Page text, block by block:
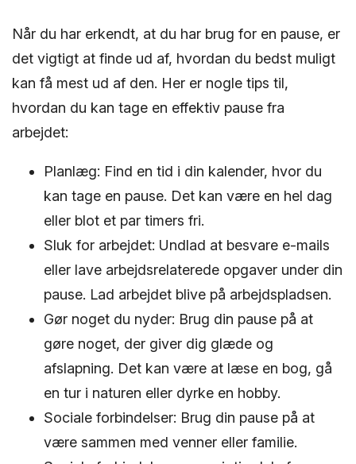
Når du har erkendt, at du har brug for en pause, er
det vigtigt at finde ud af, hvordan du bedst muligt
kan få mest ud af den. Her er nogle tips til,
hvordan du kan tage en effektiv pause fra
arbejdet:
Planlæg: Find en tid i din kalender, hvor du
kan tage en pause. Det kan være en hel dag
eller blot et par timers fri.
Sluk for arbejdet: Undlad at besvare e-mails
eller lave arbejdsrelaterede opgaver under din
pause. Lad arbejdet blive på arbejdspladsen.
Gør noget du nyder: Brug din pause på at
gøre noget, der giver dig glæde og
afslapning. Det kan være at læse en bog, gå
en tur i naturen eller dyrke en hobby.
Sociale forbindelser: Brug din pause på at
være sammen med venner eller familie.